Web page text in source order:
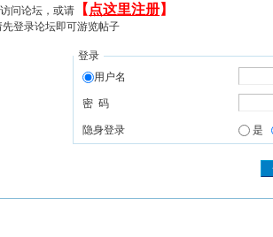
问论坛，或请 【 点这里注册】
登录论坛即可游览帖子
登录
用户名
密 码
隐身登录 是